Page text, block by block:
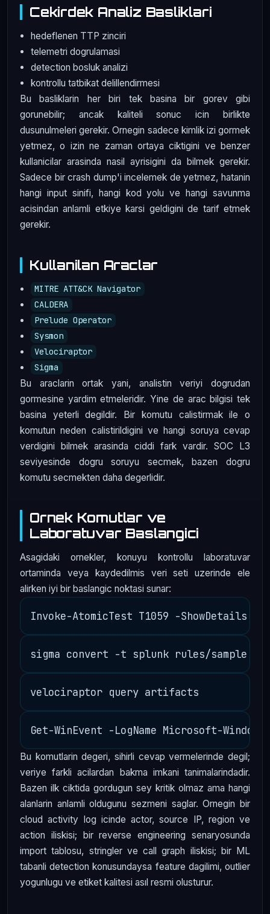
Cekirdek Analiz Basliklari
hedeflenen TTP zinciri
telemetri dogrulamasi
detection bosluk analizi
kontrollu tatbikat delillendirmesi
Bu basliklarin her biri tek basina bir gorev gibi
gorunebilir; ancak kaliteli sonuc icin birlikte
dusunulmeleri gerekir. Ornegin sadece kimlik izi gormek
yetmez, o izin ne zaman ortaya ciktigini ve benzer
kullanicilar arasinda nasil ayrisigini da bilmek gerekir.
Sadece bir crash dump'i incelemek de yetmez, hatanin
hangi input sinifi, hangi kod yolu ve hangi savunma
acisindan anlamli etkiye karsi geldigini de tarif etmek
gerekir.
Kullanilan Araclar
MITRE ATT&CK Navigator
CALDERA
Prelude Operator
Sysmon
Velociraptor
Sigma
Bu araclarin ortak yani, analistin veriyi dogrudan
gormesine yardim etmeleridir. Yine de arac bilgisi tek
basina yeterli degildir. Bir komutu calistirmak ile o
komutun neden calistirildigini ve hangi soruya cevap
verdigini bilmek arasinda ciddi fark vardir. SOC L3
seviyesinde dogru soruyu secmek, bazen dogru
komutu secmekten daha degerlidir.
Ornek Komutlar ve
Laboratuvar Baslangici
Asagidaki ornekler, konuyu kontrollu laboratuvar
ortaminda veya kaydedilmis veri seti uzerinde ele
alirken iyi bir baslangic noktasi sunar:
Bu komutlarin degeri, sihirli cevap vermelerinde degil;
veriye farkli acilardan bakma imkani tanimalarindadir.
Bazen ilk ciktida gordugun sey kritik olmaz ama hangi
alanlarin anlamli oldugunu sezmeni saglar. Ornegin bir
cloud activity log icinde actor, source IP, region ve
action iliskisi; bir reverse engineering senaryosunda
import tablosu, stringler ve call graph iliskisi; bir ML
tabanli detection konusundaysa feature dagilimi, outlier
yogunlugu ve etiket kalitesi asıl resmi olusturur.